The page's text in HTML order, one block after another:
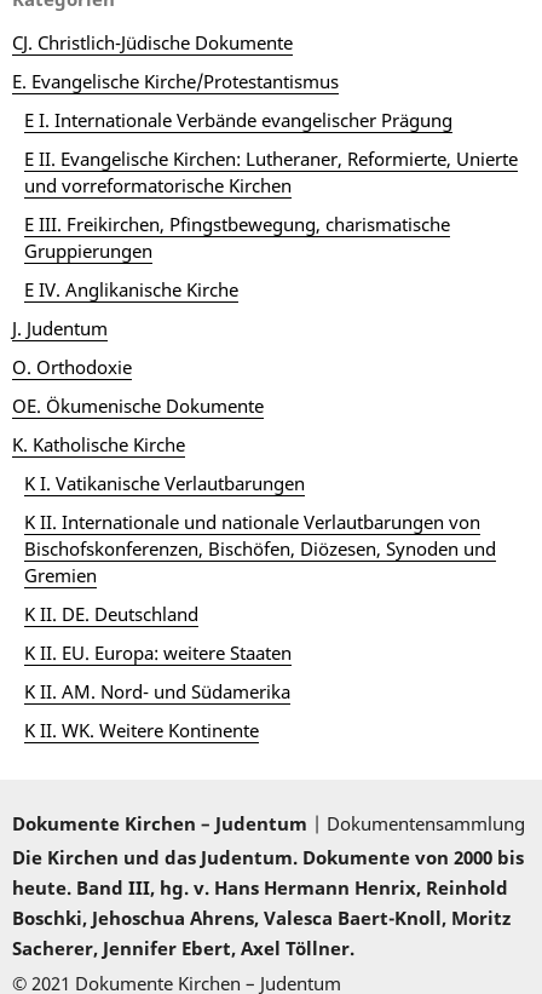
CJ. Christlich-Jüdische Dokumente
E. Evangelische Kirche/Protestantismus
E I. Internationale Verbände evangelischer Prägung
E II. Evangelische Kirchen: Lutheraner, Reformierte, Unierte
und vorreformatorische Kirchen
E III. Freikirchen, Pfingstbewegung, charismatische
Gruppierungen
E IV. Anglikanische Kirche
J. Judentum
O. Orthodoxie
OE. Ökumenische Dokumente
K. Katholische Kirche
K I. Vatikanische Verlautbarungen
K II. Internationale und nationale Verlautbarungen von
Bischofskonferenzen, Bischöfen, Diözesen, Synoden und
Gremien
K II. DE. Deutschland
K II. EU. Europa: weitere Staaten
K II. AM. Nord- und Südamerika
K II. WK. Weitere Kontinente
Dokumente Kirchen – Judentum | Dokumentensammlung
Die Kirchen und das Judentum. Dokumente von 2000 bis
heute. Band III, hg. v. Hans Hermann Henrix, Reinhold
Boschki, Jehoschua Ahrens, Valesca Baert-Knoll, Moritz
Sacherer, Jennifer Ebert, Axel Töllner.
© 2021 Dokumente Kirchen – Judentum